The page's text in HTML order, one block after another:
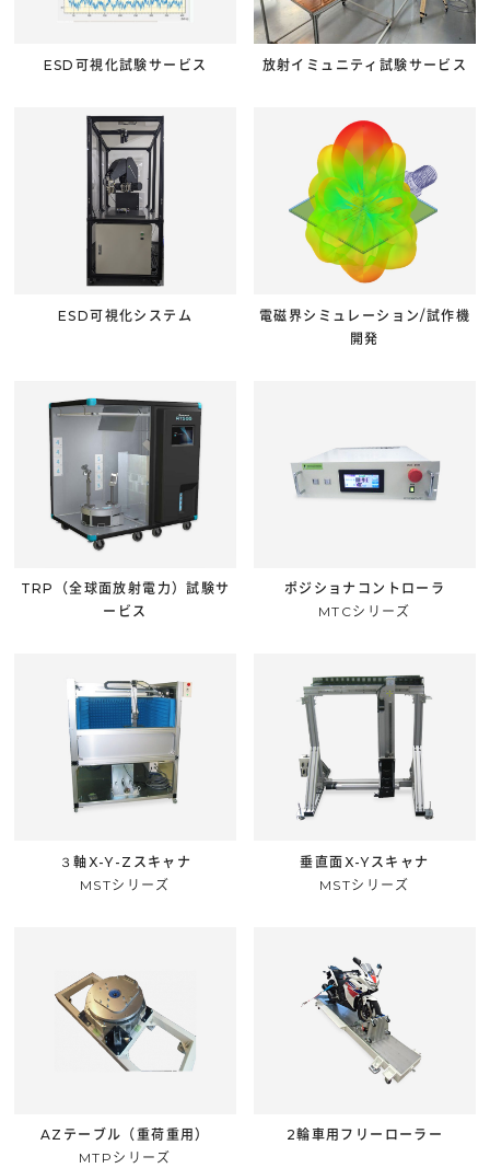
ESD可視化試験サービス 放射イミュニティ試験サービス
ESD可視化システム
電磁界シミュレーション/試作機
開発
TRP（全球面放射電力）試験サ
ービス
ポジショナコントローラ
MTCシリーズ
３軸X-Y-Zスキャナ
MSTシリーズ
垂直面X-Yスキャナ
MSTシリーズ
AZテーブル（重荷重用）
MTPシリーズ
2輪車用フリーローラー